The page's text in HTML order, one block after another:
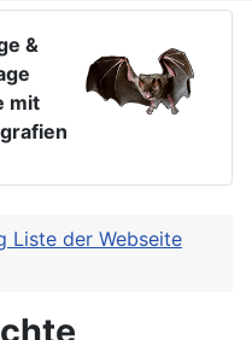
&
mit
Liste der Webseite